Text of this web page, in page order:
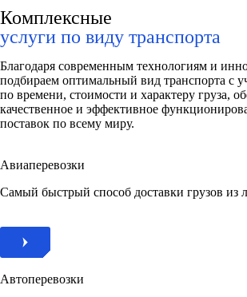
Комплексные
услуги по виду транспорта
Благодаря современным технологиям и
подбираем оптимальный вид транспорта с
по времени, стоимости и характеру груза,
качественное и эффективное
поставок по всему миру.
Авиаперевозки
Самый быстрый способ доставки грузов из
Автоперевозки